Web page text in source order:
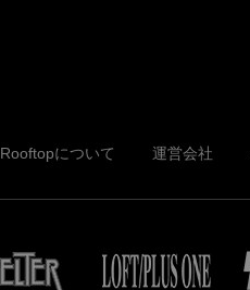
Rooftopについて 運営会社